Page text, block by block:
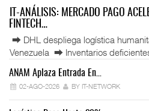
IT-ANÁLISIS: MERCADO PAGO
FINTECH…
⮕ DHL despliega logística
Venezuela ⮕ Inventarios deficientes
ANAM Aplaza Entrada En…
02-AGO-2026 BY IT-NETWORK